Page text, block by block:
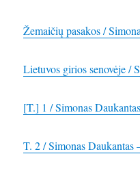
Žemaičių pasakos /
Lietuvos girios senovėje /
[T.] 1 / Simonas
T. 2 / Simonas Daukantas